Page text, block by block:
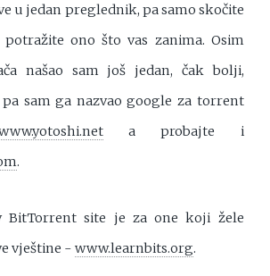
u jedan preglednik, pa samo skočite
potražite ono što vas zanima. Osim
našao sam još jedan, čak bolji,
sam ga nazvao google za torrent
a probajte i
.
BitTorrent site je za one koji žele
vještine -www.learnbits.org.